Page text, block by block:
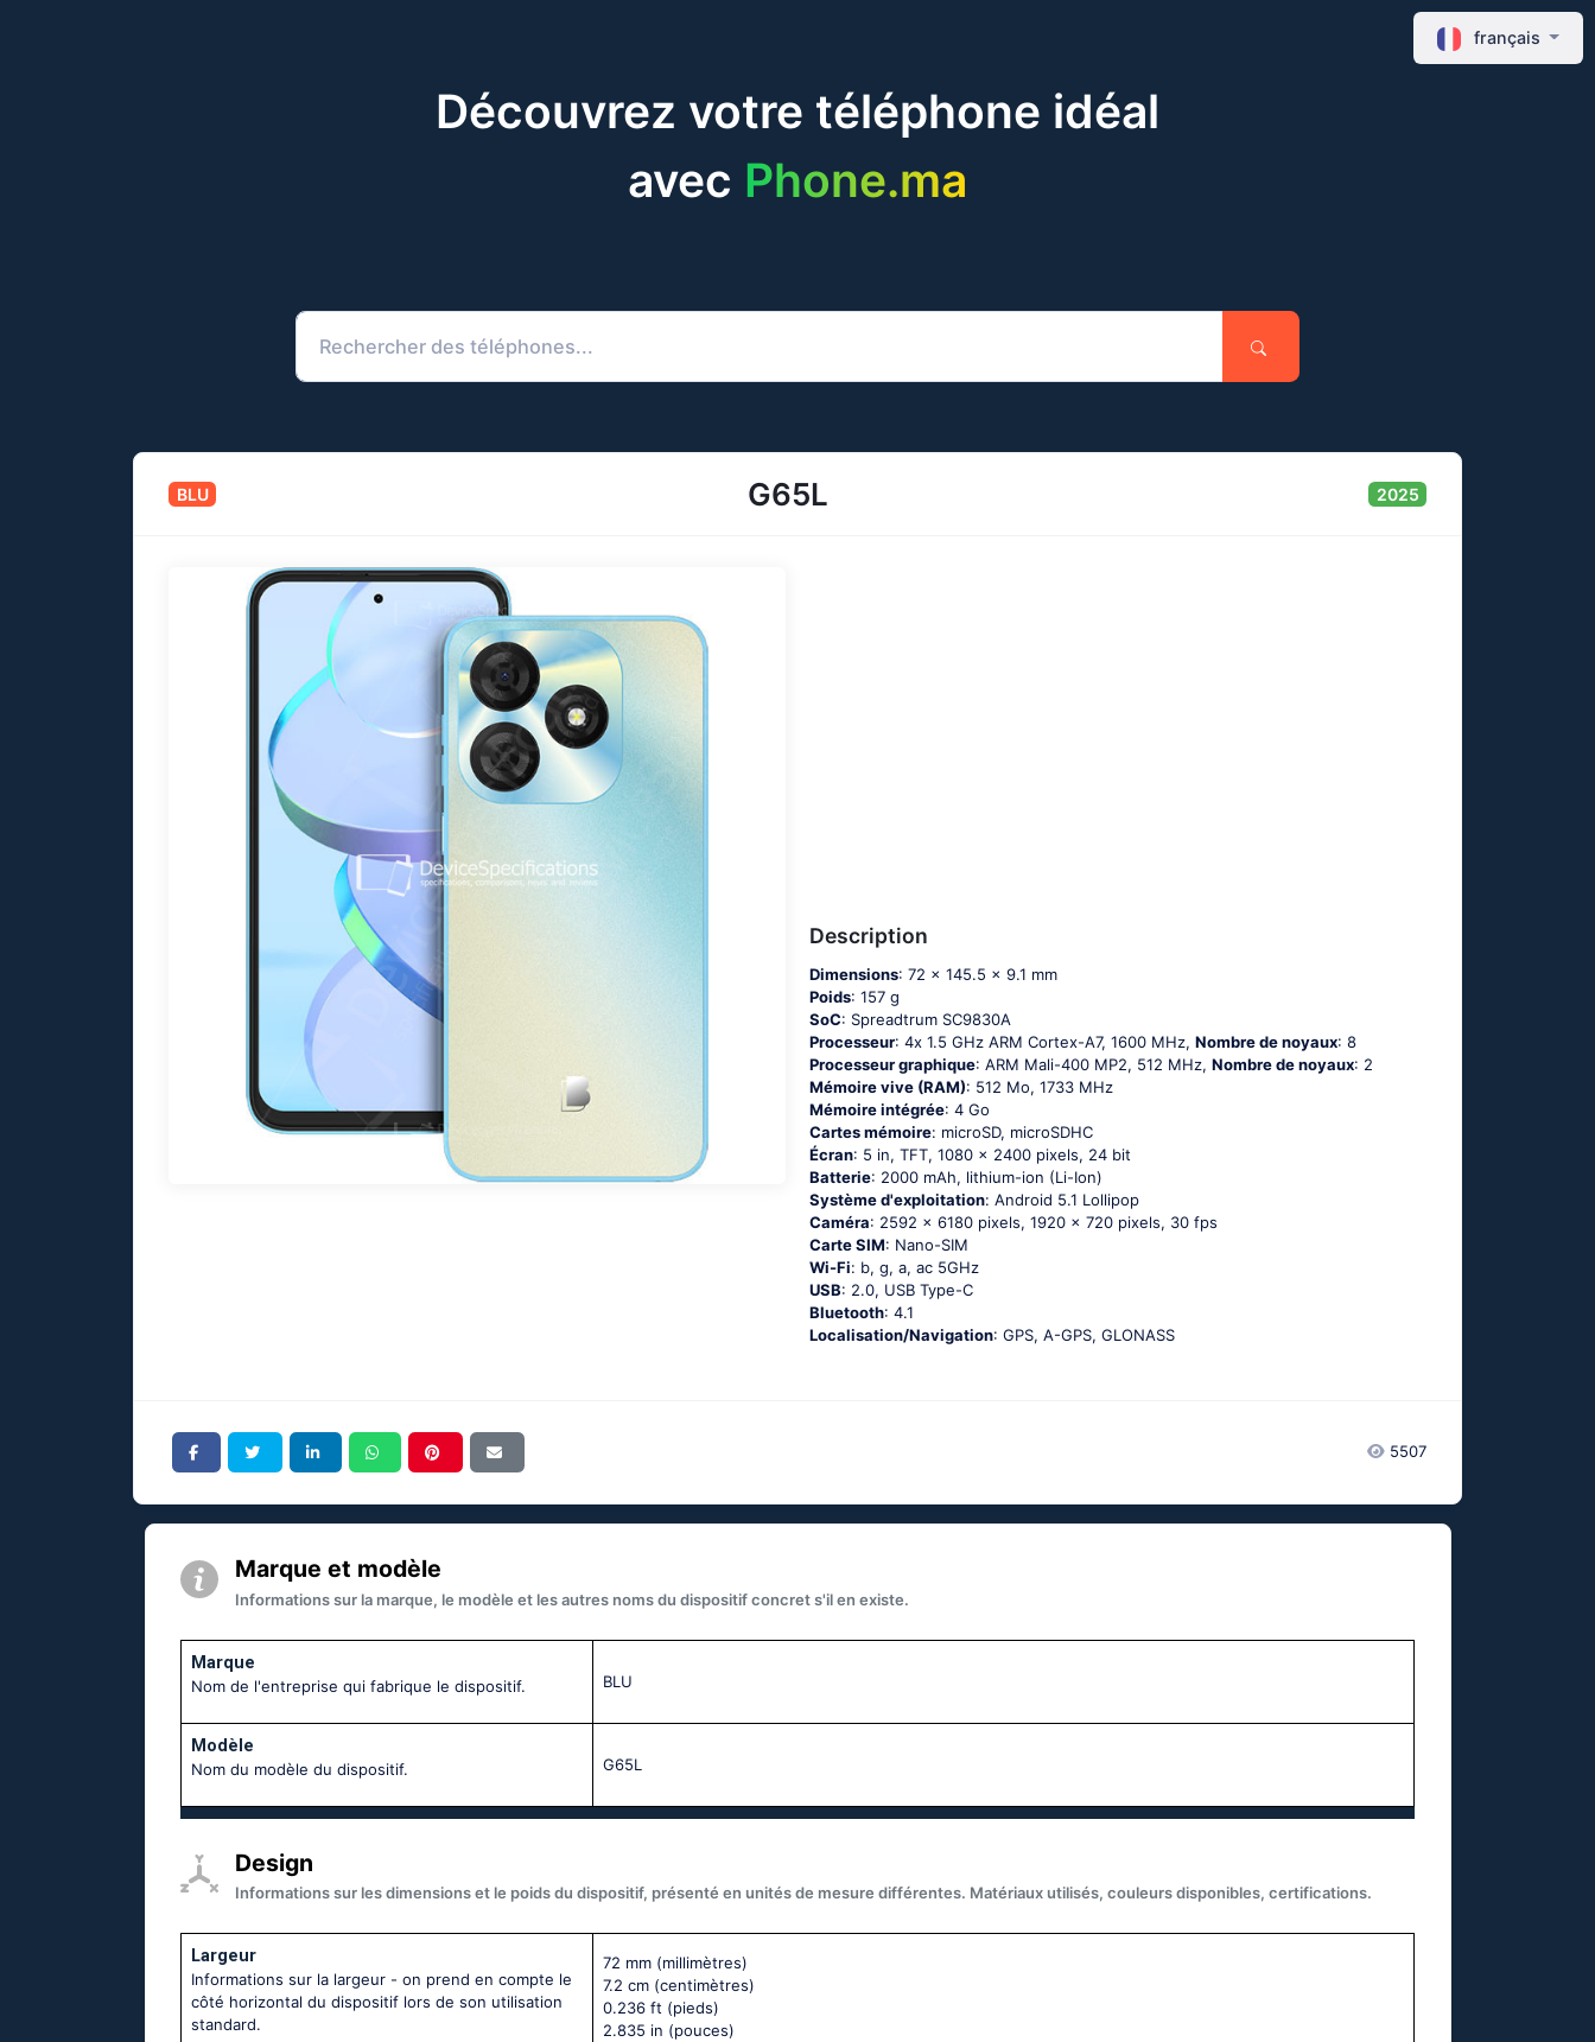
Découvrez votre téléphone idéal
avec Phone.ma
français
BLU G65L 2025
Description
Dimensions: 72 x 145.5 x 9.1 mm
Poids: 157 g
SoC: Sрrеаdtrum SС9830А
Processeur: 4х 1.5 GНz АRМ Соrtех-А7, 1600 MHz, Nombre de noyaux: 8
Processeur graphique: ARM Mali-400 MP2, 512 MHz, Nombre de noyaux: 2
Mémoire vive (RAM): 512 Mo, 1733 MHz
Mémoire intégrée: 4 Go
Cartes mémoire: microSD, microSDHC
Écran: 5 in, TFT, 1080 x 2400 pixels, 24 bit
Batterie: 2000 mAh, lithium-ion (Li-Ion)
Système d'exploitation: Аndrоid 5.1 Lоlliрор
Caméra: 2592 x 6180 pixels, 1920 x 720 pixels, 30 fps
Carte SIM: Nano-SIM
Wi-Fi: b, g, а, ас 5GНz
USB: 2.0, USB Type-C
Bluetooth: 4.1
Localisation/Navigation: GРS, А-GРS, GLОΝАSS
5507
Marque et modèle
Informations sur la marque, le modèle et les autres noms du dispositif concret s'il en existe.
Marque
Nom de l'entreprise qui fabrique le dispositif.
BLU
Modèle
Nom du modèle du dispositif.
G65L
Design
Informations sur les dimensions et le poids du dispositif, présenté en unités de mesure différentes. Matériaux utilisés, couleurs disponibles, certifications.
Largeur
Informations sur la largeur - on prend en compte le
côté horizontal du dispositif lors de son utilisation
standard.
72 mm (millimètres)
7.2 cm (centimètres)
0.236 ft (pieds)
2.835 in (pouces)